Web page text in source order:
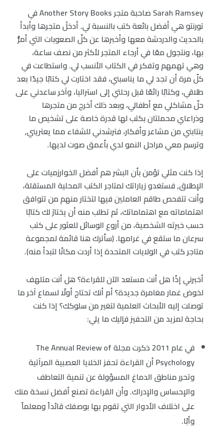
‏Sarah Ramsey صاحبة متجر Another Story Books في
تورنتو هي أفضل بائعة كتب بالنسبة لي. أدخلُ متجرها وأبدأ
بالحديث والدردشة معها وأخبرها عن كلّ الصعوبات التي أمرُّ
بها، ونتجول معًا في أرجاء المتجر لأكثر من نصف ساعة،
وهي تهمهم وتفكر في الكتاب الأنسب لي. واستطاعت في
كلّ مرة أن تجد لي ما يناسبني، فقد اختارت لي كتابًا جيدًا بعد
طلاقي، وكتابًا رائعًا قبل رحلتي إلى استراليا، وآخر ساعدني على
حلّ مشاكلي مع أطفالي، وبعد ذلك أخرج من متجرها
وذراعاي محملتان بكتب لها قدرة خاصة على تشخيص ما
ينتابني من مشاعر وأفكار، فترشدني للشفاء مما يعتريني,
وترسم معي مراحل النمو لدي بأعمق صوت لديها.
إذا كنت مثلي تؤمن بأن البشر هم أفضل الخوارزميات على
الإطلاق, فستغدو زياراتك لمتاجر الكتب المحلية المستقلة،
وأنت تتفحص طاقم العاملين فيها لتختار منهم من تتوافق
اهتماماته مع اهتماماتك، ثم تطلب منه أن يختارَ لك كتابًا
حسب خبرته الشخصية، من أروع الوسائل للعثور على كتب
سرعان ما ستقع في غرامها. (سأترك هنا قائمة لمجموعة
متاجر كتب في الولايات المتحدة إذا أردت مكانًا لتبدأ منه).
أخبرني إذًا هل أنت مستعد الآن للقراءة؟ هل أنت متلهف
لخوض غمار مغامرة جديدة؟ أم أنك تحتاج أولًا لسماع آخر ما
توصلت إليه الأبحاث العلمية لتغير من سلوكك؟ إذا كنت
بحاجة لمزيد من التحفيز فإليك ما يلي:
في عام 2011 ذكرت مجلة The Annual Review of
Psychology أن القراءة تحفز الخلايا العصبية المرآتية
وتحرر مناطق الدماغ المسؤولة عن تنمية التعاطف
والإحساس والإدراك. وأن القراءة تصنع أفضل نسخة منك
على اختلاف الأدوار التي تقوم بها بوصفك قائداً ومعلماً
وأبًا.